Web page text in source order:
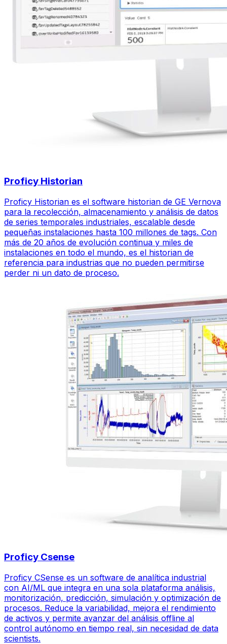
Proficy Historian
Proficy Historian es el software historian de GE Vernova
para la recolección, almacenamiento y análisis de datos
de series temporales industriales, escalable desde
pequeñas instalaciones hasta 100 millones de tags. Con
más de 20 años de evolución continua y miles de
instalaciones en todo el mundo, es el historian de
referencia para industrias que no pueden permitirse
perder ni un dato de proceso.
Proficy Csense
Proficy CSense es un software de analítica industrial
con AI/ML que integra en una sola plataforma análisis,
monitorización, predicción, simulación y optimización de
procesos. Reduce la variabilidad, mejora el rendimiento
de activos y permite avanzar del análisis offline al
control autónomo en tiempo real, sin necesidad de data
scientists.